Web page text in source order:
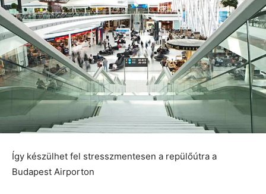
Így készülhet fel stresszmentesen a repülőútra a
Budapest Airporton